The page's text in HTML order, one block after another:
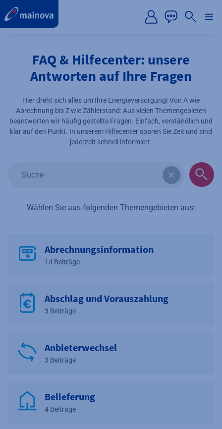
FAQ & Hilfecenter: unsere
Antworten auf Ihre Fragen
Hier dreht sich alles um Ihre Energieversorgung! Von A wie
Abrechnung bis Z wie Zählerstand: Aus vielen Themengebieten
beantworten wir häufig gestellte Fragen. Einfach, verständlich und
klar auf den Punkt. In unserem Hilfecenter sparen Sie Zeit und sind
jederzeit schnell informiert.
Wählen Sie aus folgenden Themengebieten aus:
Abrechnungsinformation
14 Beiträge
Abschlag und Vorauszahlung
3 Beiträge
Anbieterwechsel
3 Beiträge
Belieferung
4 Beiträge